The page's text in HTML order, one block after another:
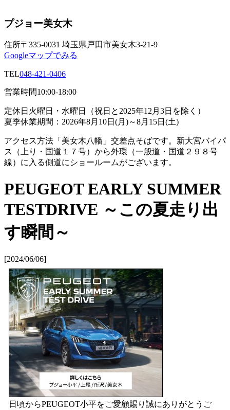
プジョー美女木
住所〒335-0031 埼玉県戸田市美女木3-21-9
Googleマップでみる
TEL048-421-0406
営業時間10:00-18:00
定休日 火曜日・水曜日（祝日と2025年12月3日を除く）
夏季休業期間：2026年8月10日(月)～8月15日(土)
アクセス方法 「美女木八幡」交差点そばです。新大宮バイパ
ス（上り・国道１７号）から外環（一般道・国道２９８号
線）に入る側道にショールームがございます。
PEUGEOT EARLY SUMMER
TESTDRIVE ～この夏走り出
す瞬間～
[2024/06/06]
日頃からPEUGEOT小平をご愛顧賜り誠にありがとうご